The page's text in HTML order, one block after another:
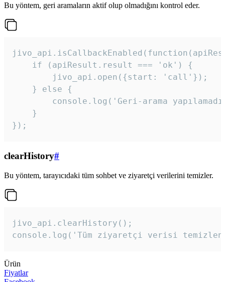
Bu yöntem, geri aramaların aktif olup olmadığını kontrol eder.
    if (apiResult.result === 'ok') {
        jivo_api.open({start: 'call'});
    } else {
console.log('Geri-arama
    }
});
clearHistory#
Bu yöntem, tarayıcıdaki tüm sohbet ve ziyaretçi verilerini temizler.
jivo_api.clearHistory();
console.log('Tüm ziyaretçi verisi
Ürün
Fiyatlar